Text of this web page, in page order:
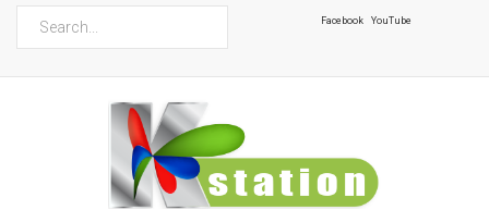
Facebook YouTube